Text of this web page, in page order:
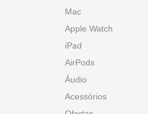
Mac
Apple Watch
iPad
AirPods
Áudio
Acessórios